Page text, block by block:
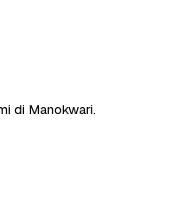
di Manokwari.